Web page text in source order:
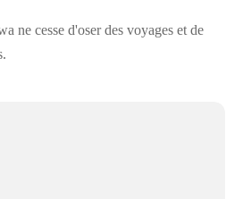
ne cesse d'oser des voyages et de